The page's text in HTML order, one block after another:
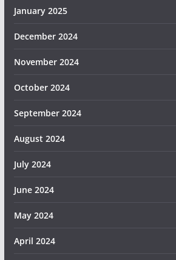
January 2025
December 2024
November 2024
October 2024
September 2024
August 2024
July 2024
June 2024
May 2024
April 2024